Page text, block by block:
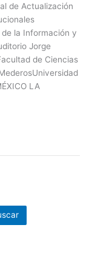
de Actualización
la Información y
Jorge
de Ciencias
LA